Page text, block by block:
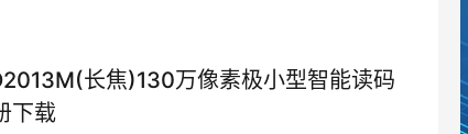
长焦)130万像素极小型智能读码
下载